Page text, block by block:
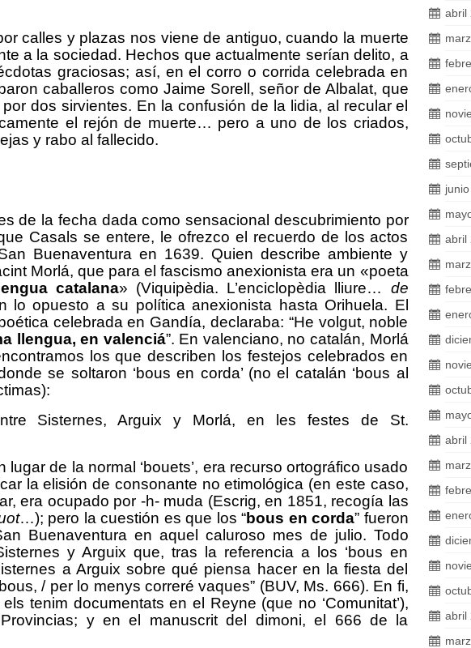
calles y plazas nos viene de antiguo, cuando la muerte
a la sociedad. Hechos que actualmente serían delito, a
graciosas; así, en el corro o corrida celebrada en
caballeros como Jaime Sorell, señor de Albalat, que
dos sirvientes. En la confusión de la lidia, al recular el
el rejón de muerte… pero a uno de los criados,
y rabo al fallecido.
de la fecha dada como sensacional descubrimiento por
Casals se entere, le ofrezco el recuerdo de los actos
Buenaventura en 1639. Quien describe ambiente y
Morlá, que para el fascismo anexionista era un «poeta
catalana» (Viquipèdia. L’enciclopèdia lliure… de
lo opuesto a su política anexionista hasta Orihuela. El
celebrada en Gandía, declaraba: “He volgut, noble
llengua, en valenciá”. En valenciano, no catalán, Morlá
los que describen los festejos celebrados en
se soltaron ‘bous en corda’ (no el catalán ‘bous al
Sisternes, Arguix y Morlá, en les festes de St.
lugar de la normal ‘bouets’, era recurso ortográfico usado
la elisión de consonante no etimológica (en este caso,
era ocupado por -h- muda (Escrig, en 1851, recogía las
…); pero la cuestión es que los “bous en corda” fueron
Buenaventura en aquel caluroso mes de julio. Todo
y Arguix que, tras la referencia a los ‘bous en
a Arguix sobre qué piensa hacer en la fiesta del
/ per lo menys correré vaques” (BUV, Ms. 666). En fi,
tenim documentats en el Reyne (que no ‘Comunitat’),
y en el manuscrit del dimoni, el 666 de la
abril
abril
abril
abril